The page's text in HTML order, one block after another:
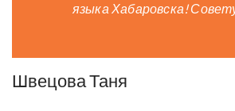
языка Хабаровска!
Швецова Таня